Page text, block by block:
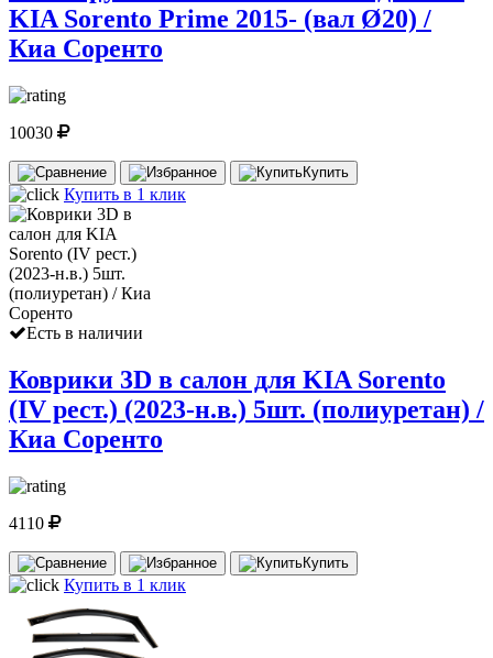
KIA Sorento Prime 2015- (вал Ø20) /
Киа Соренто
10030
Купить
Купить в 1 клик
Есть в наличии
Коврики 3D в салон для KIA Sorento
(IV рест.) (2023-н.в.) 5шт. (полиуретан) /
Киа Соренто
4110
Купить
Купить в 1 клик